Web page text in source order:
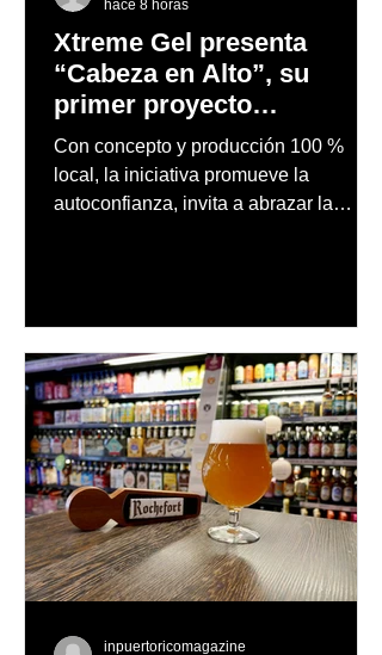
Xtreme Gel presenta
“Cabeza en Alto”, su
primer proyecto
audiovisual concebido y
producido completamente
en Puerto Rico
Con concepto y producción 100 %
local, la iniciativa promueve la
autoconfianza, invita a abrazar la
hace 8 horas
inpuertoricomagazine